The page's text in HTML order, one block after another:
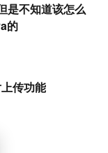
是不知道该怎么
的
传功能